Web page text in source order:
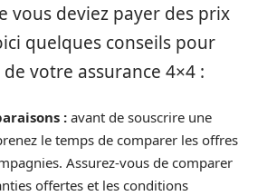
vous deviez payer des prix
quelques conseils pour
votre assurance 4×4 :
: avant de souscrire une
le temps de comparer les offres
Assurez-vous de comparer
offertes et les conditions